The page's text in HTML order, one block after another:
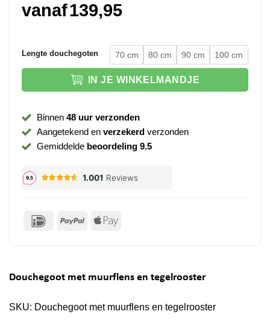
vanaf139,95
Lengte douchegoten 70 cm 80 cm 90 cm 100 cm
IN JE WINKELMANDJE
Binnen 48 uur verzonden
Aangetekend en verzekerdverzonden
Gemiddelde beoordeling 9.5
IDeal PayPal Apple
Douchegoot met muurflens en tegelrooster
SKU: Douchegoot met muurflens en tegelrooster